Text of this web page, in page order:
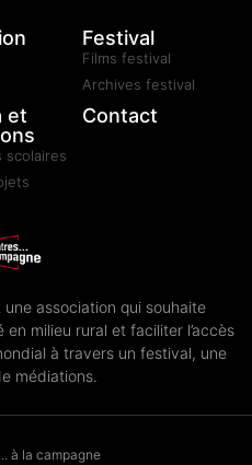
Festival
Films festival
Archives festival
et
scolaires
Contact
association qui souhaite
milieu rural et faciliter l’accès
à travers un festival, une
médiations.
à la campagne